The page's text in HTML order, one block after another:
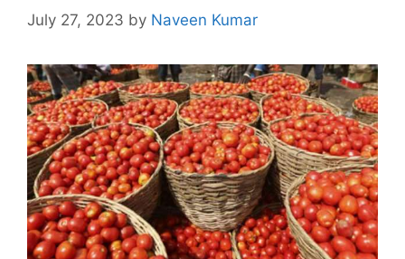
July 27, 2023 by Naveen Kumar